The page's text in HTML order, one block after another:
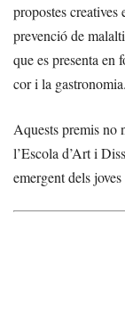
propostes
prevenció de
que es presenta en
cor i la gastronomia.
Aquests premis no
l’Escola d’Art i
emergent dels